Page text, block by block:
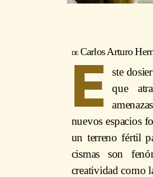
Carlos Arturo
E
ste
que
nuevos espacios
un terreno fértil
cismas son
creatividad como